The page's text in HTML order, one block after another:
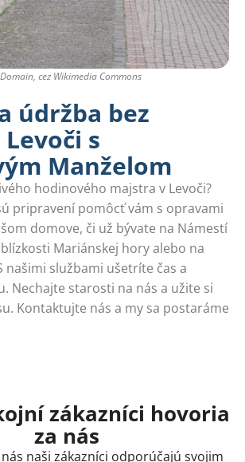
cez Wikimedia Commons
údržba bez
s
Manželom
hodinového majstra v Levoči?
pripravení pomôcť vám s opravami
domove, či už bývate na Námestí
Mariánskej hory alebo na
našimi službami ušetríte čas a
Nechajte starosti na nás a užite si
Kontaktujte nás a my sa postaráme
zákazníci hovoria
za nás
naši zákazníci odporúčajú svojim